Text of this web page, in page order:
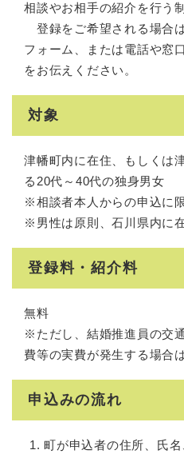
相談やお相手の紹介を行う
登録をご希望される場合
フォーム、または電話や窓
をお伝えください。
対象
津幡町内に在住、もしくは
る20代～40代の独身男女
※相談者本人からの申込に
※男性は原則、石川県内に
登録料・紹介料
無料
※ただし、結婚推進員の交
費等の実費が発生する場合
申込みの流れ
町が申込者の住所、氏